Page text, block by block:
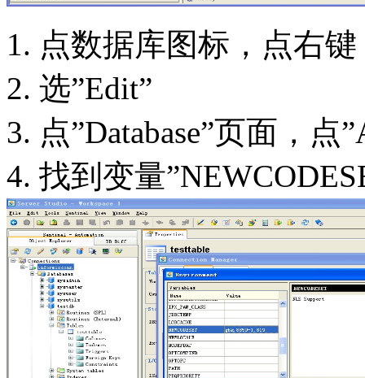
1. 点数据库图标，点右键
2. 选”Edit”
3. 点”Database”页面，点
4. 找到变量